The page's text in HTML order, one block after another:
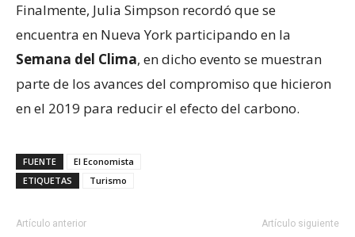
Finalmente, Julia Simpson recordó que se
encuentra en Nueva York participando en la
Semana del Clima, en dicho evento se muestran
parte de los avances del compromiso que hicieron
en el 2019 para reducir el efecto del carbono.
FUENTE
El Economista
ETIQUETAS
Turismo
Artículo anterior Artículo siguiente